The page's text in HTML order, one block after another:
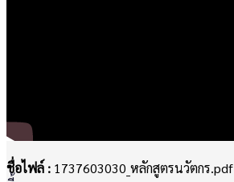
ชื่อไฟล์ : 1737603030_หลักสูตรนวัตกร.pdf